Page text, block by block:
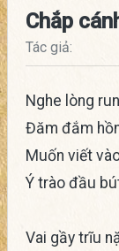
Chắp
Tác giả:
Nghe lòng
Đăm đắm
Muốn viết
Ý trào đầu
Vai gầy trĩu